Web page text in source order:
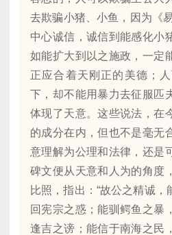
去欺骗小猪、小鱼，因为《
中心诚信，诚信到能感化小
如能扩大到以之施政，一定
正应合着天刚正的美德；
下，却不能用暴力去征服匹
体现了天意。这些说法，在
的成分在内，但也不是毫无
意理解为公理和法律，还是
碑文便从天意和人为的角度
比照，指出：“故公之精诚
回宪宗之惑；能驯鳄鱼之暴
逢吉之谤；能信于南海之民